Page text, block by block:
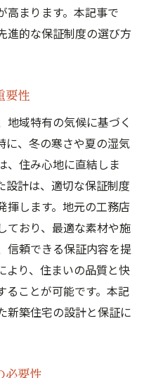
高まります。本記事で
進的な保証制度の選び方
要性
地域特有の気候に基づく
に、冬の寒さや夏の湿気
、住み心地に直結しま
設計は、適切な保証制度
揮します。地元の工務店
ており、最適な素材や施
信頼できる保証内容を提
より、住まいの品質と快
ることが可能です。本記
新築住宅の設計と保証に
必要性